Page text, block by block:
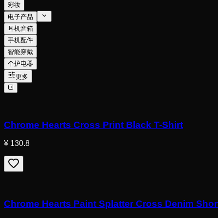
彩妆
电子产品
耳机音箱
手机配件
智能穿戴
个护电器
更多
Chrome Hearts Cross Print Black T-Shirt
¥ 130.8
Chrome Hearts Paint Splatter Cross Denim